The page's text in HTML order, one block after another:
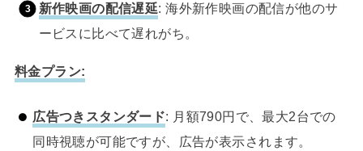
新作映画の配信遅延: 海外新作映画の配信が他のサ
ービスに比べて遅れがち。
料金プラン:
広告つきスタンダード: 月額790円で、最大2台での
同時視聴が可能ですが、広告が表示されます。